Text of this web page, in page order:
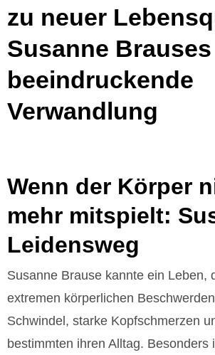
zu neuer
Susanne Brauses
beeindruckende
Verwandlung
Wenn der Körper
mehr mitspielt:
Leidensweg
Susanne Brause kannte ein Leben, das von
extremen körperlichen
Schwindel, starke Kopfschmerzen
bestimmten ihren Alltag. Besonders